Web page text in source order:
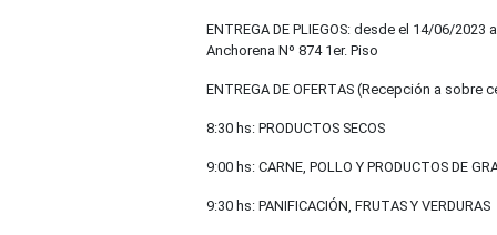
ENTREGA DE PLIEGOS: desde el 14/06/2023
Anchorena Nº 874 1er. Piso
ENTREGA DE OFERTAS (Recepción a sobre
8:30 hs: PRODUCTOS SECOS
9:00 hs: CARNE, POLLO Y PRODUCTOS DE
9:30 hs: PANIFICACIÓN, FRUTAS Y VERDURAS